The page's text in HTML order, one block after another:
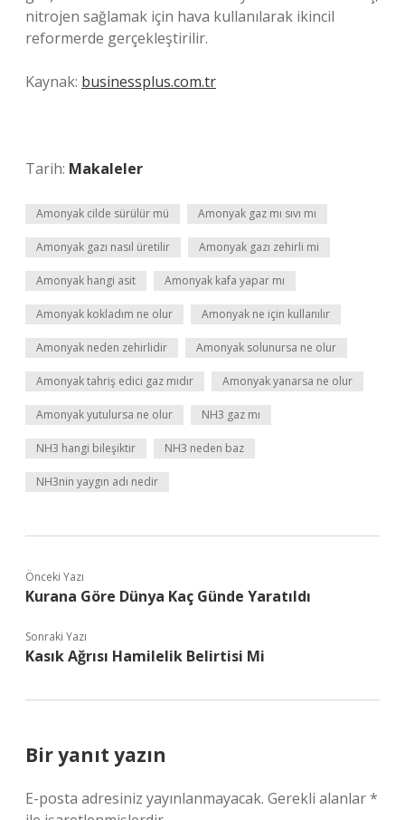
nitrojen sağlamak için hava kullanılarak ikincil
reformerde gerçekleştirilir.
Kaynak: businessplus.com.tr
Tarih: Makaleler
Amonyak cilde sürülür mü Amonyak gaz mı sıvı mı
Amonyak gazı nasıl üretilir Amonyak gazı zehirli mi
Amonyak hangi asit Amonyak kafa yapar mı
Amonyak kokladım ne olur Amonyak ne için kullanılır
Amonyak neden zehirlidir Amonyak solunursa ne olur
Amonyak tahriş edici gaz mıdır Amonyak yanarsa ne olur
Amonyak yutulursa ne olur NH3 gaz mı
NH3 hangi bileşiktir NH3 neden baz
NH3nin yaygın adı nedir
Önceki Yazı
Kurana Göre Dünya Kaç Günde Yaratıldı
Sonraki Yazı
Kasık Ağrısı Hamilelik Belirtisi Mi
Bir yanıt yazın
E-posta adresiniz yayınlanmayacak. Gerekli alanlar*